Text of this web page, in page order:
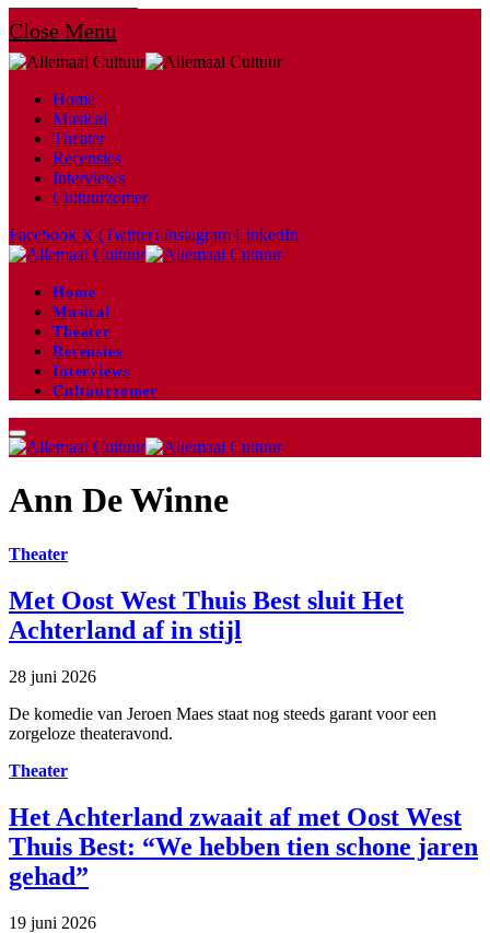
Close Menu
Home
Musical
Theater
Recensies
Interviews
Cultuurzomer
Facebook X (Twitter) Instagram LinkedIn
Home
Musical
Theater
Recensies
Interviews
Cultuurzomer
Ann De Winne
Theater
Met Oost West Thuis Best sluit Het
Achterland af in stijl
28 juni 2026
De komedie van Jeroen Maes staat nog steeds garant voor een
zorgeloze theateravond.
Theater
Het Achterland zwaait af met Oost West
Thuis Best: “We hebben tien schone jaren
gehad”
19 juni 2026